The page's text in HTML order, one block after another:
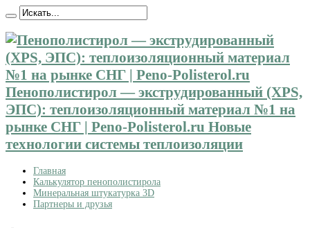
Пенополистирол — экструдированный (XPS,
ЭПС): теплоизоляционный материал №1 на
рынке СНГ | Peno-Polisterol.ru Новые
технологии системы теплоизоляции
Главная
Калькулятор пенополистирола
Минеральная штукатурка 3D
Партнеры и друзья